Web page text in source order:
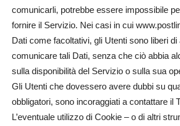
comunicarli, potrebbe essere impossibile
fornire il Servizio. Nei casi in cui
Dati come facoltativi, gli Utenti sono liberi
comunicare tali Dati, senza che ciò abbia
sulla disponibilità del Servizio o sulla sua
Gli Utenti che dovessero avere dubbi su
obbligatori, sono incoraggiati a contattare il
L’eventuale utilizzo di Cookie – o di altri